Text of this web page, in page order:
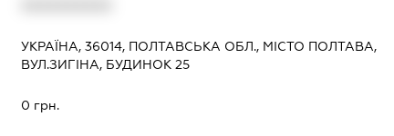
УКРАЇНА, 36014, ПОЛТАВСЬКА ОБЛ., МІСТО ПОЛТАВА,
ВУЛ.ЗИГІНА, БУДИНОК 25
0 грн.